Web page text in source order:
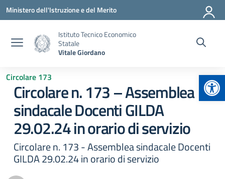
Vai ai contenuti
Vai al menu di navigazione
Vai al footer
Ministero dell'Istruzione e del Merito
Istituto Tecnico Economico
Statale
Vitale Giordano
Circolare 173
Circolare n. 173 – Assemblea
sindacale Docenti GILDA
29.02.24 in orario di servizio
Circolare n. 173 - Assemblea sindacale Docenti
GILDA 29.02.24 in orario di servizio